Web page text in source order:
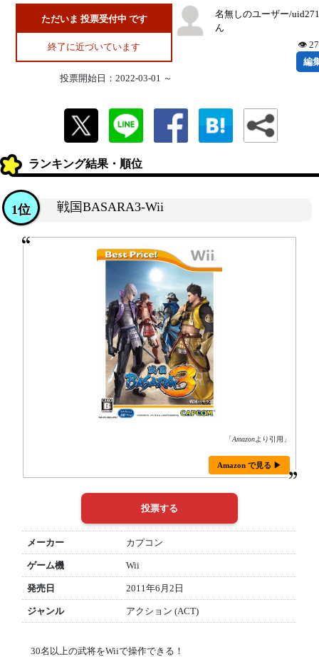
ただいま 投票受付中 です
終了に近づいています
投票開始日：2022-03-01 ～
名無しのユーザー/
ん
👁
編
ランキング結果・順位
戦国BASARA3-Wii
1位
「Amazonより引用」
Amazon で見る ▶
メーカー カプコン
ゲーム機 Wii
発売日 2011年6月2日
ジャンル アクション (ACT)
30名以上の武将をWiiで操作できる！